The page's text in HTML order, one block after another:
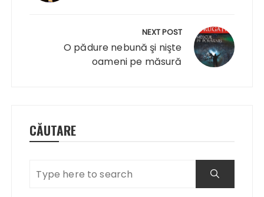
NEXT POST
O pădure nebună şi nişte
oameni pe măsură
CĂUTARE